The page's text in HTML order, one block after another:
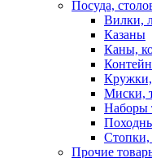
Посуда,
Вилки,
Казаны
Каны,
Миски,
Наборы
Прочие